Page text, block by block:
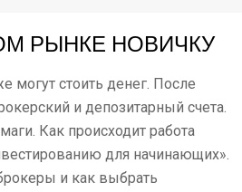
РЫНКЕ НОВИЧКУ
могут стоить денег. После
и депозитарный счета.
Как происходит работа
для начинающих».
и как выбрать